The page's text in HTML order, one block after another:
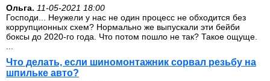
Ольга. 11-05-2021 18:00
Господи... Неужели у нас не один процесс не обходится без
коррупционных схем? Нормально же выпускали эти бейби
боксы до 2020-го года. Что потом пошло не так? Такое ощуще.
Что делать, если шиномонтажник сорвал резьбу на
шпильке авто?